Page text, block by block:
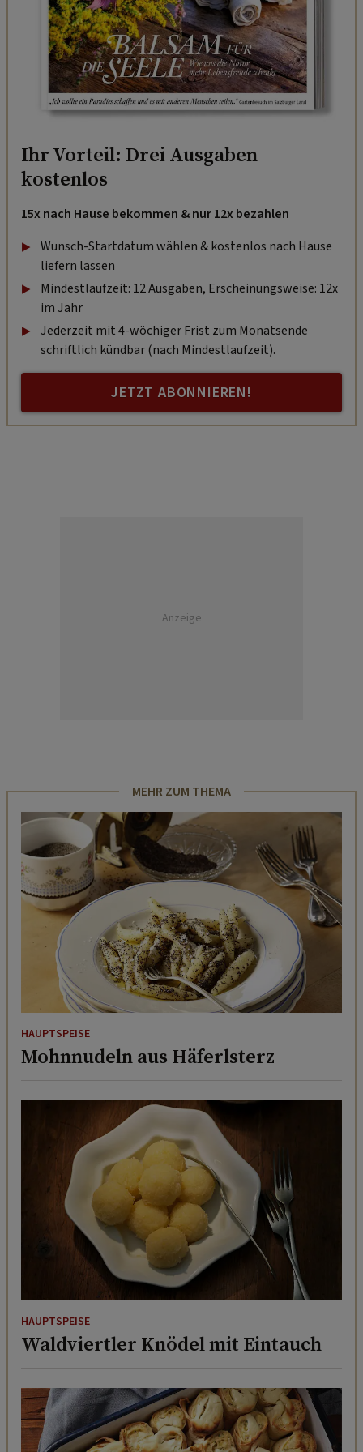
Ihr Vorteil: Drei Ausgaben
kostenlos
15x nach Hause bekommen & nur 12x bezahlen
Wunsch-Startdatum wählen & kostenlos nach Hause
liefern lassen
Mindestlaufzeit: 12 Ausgaben, Erscheinungsweise: 12x
im Jahr
Jederzeit mit 4-wöchiger Frist zum Monatsende
schriftlich kündbar (nach Mindestlaufzeit).
JETZT ABONNIEREN!
Anzeige
MEHR ZUM THEMA
HAUPTSPEISE
Mohnnudeln aus Häferlsterz
HAUPTSPEISE
Waldviertler Knödel mit Eintauch